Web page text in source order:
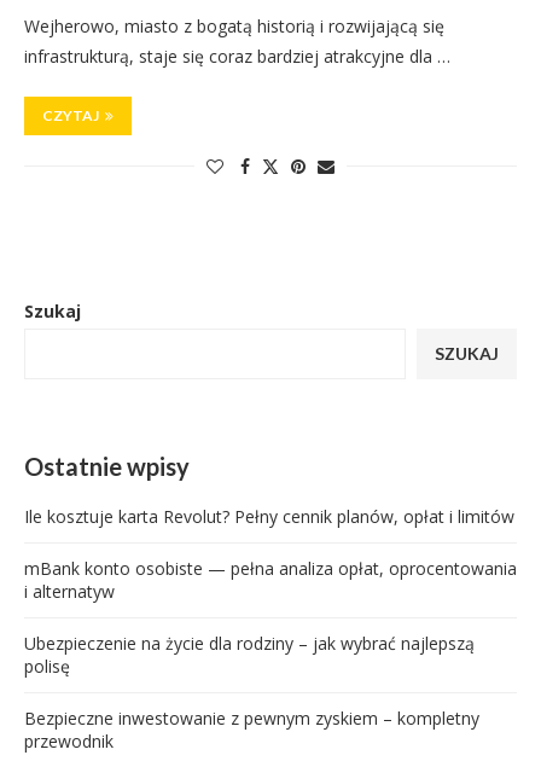
Wejherowo, miasto z bogatą historią i rozwijającą się
infrastrukturą, staje się coraz bardziej atrakcyjne dla …
CZYTAJ
Szukaj
SZUKAJ
Ostatnie wpisy
Ile kosztuje karta Revolut? Pełny cennik planów, opłat i limitów
mBank konto osobiste — pełna analiza opłat, oprocentowania
i alternatyw
Ubezpieczenie na życie dla rodziny – jak wybrać najlepszą
polisę
Bezpieczne inwestowanie z pewnym zyskiem – kompletny
przewodnik